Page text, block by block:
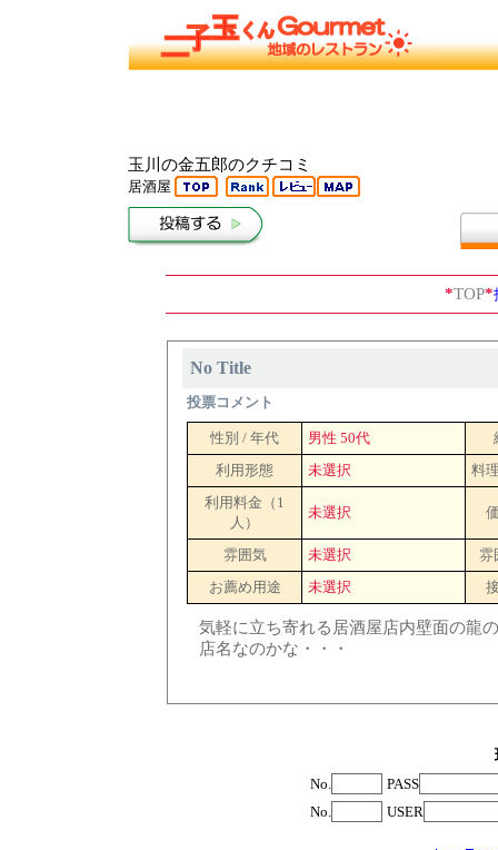
玉川の金五郎のクチコミ
居酒屋
*TOP*
No Title
投票コメント
性別 / 年代 男性 50代
利用形態
未選択
料
利用料金（1
人）
未選択
雰囲気 未選択
雰
お薦め用途
未選択
気軽に立ち寄れる居酒屋店内壁面の龍
店名なのかな・・・
No.
PASS
No.
USER